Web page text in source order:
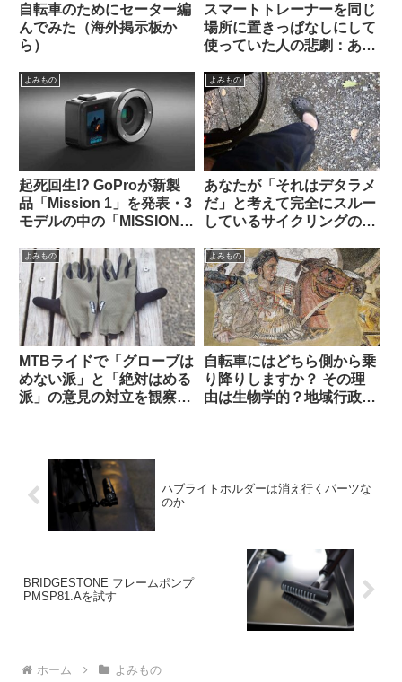
自転車のためにセーター編
んでみた（海外掲示板か
ら）
スマートトレーナーを同じ
場所に置きっぱなしにして
使っていた人の悲劇：あな
示板から）
よみもの
起死回生!? GoProが新製
品「Mission 1」を発表・3
モデルの中の「MISSION 1
でm43対応。でもこれって
誰向けのカメラなの？（海
外掲示板から）
よみもの
あなたが「それはデタラメ
だ」と考えて完全にスルー
しているサイクリングの
ですか（海外掲示板から）
よみもの
MTBライドで「グローブは
めない派」と「絶対はめる
派」の意見の対立を観察す
よみもの
自転車にはどちら側から乗
り降りしますか？ その理
由は生物学的？地域行政
ハブライトホルダーは消え行くパーツな
のか
BRIDGESTONE フレームポンプ
PMSP81.Aを試す
ホーム よみもの